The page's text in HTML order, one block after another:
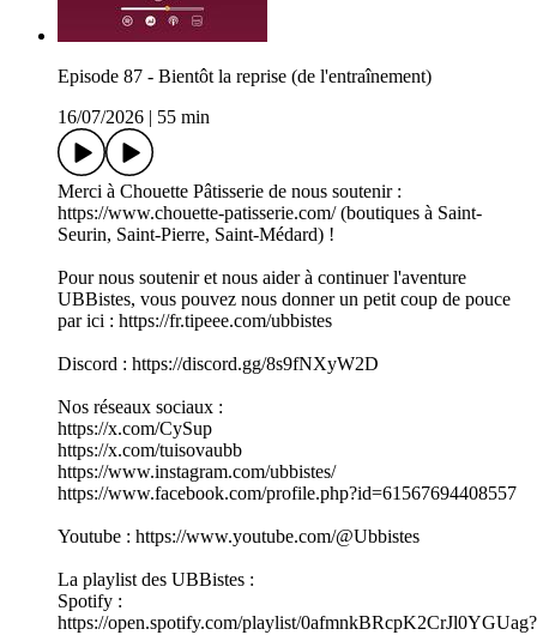
Episode 87 - Bientôt la reprise (de l'entraînement)
16/07/2026
55 min
Merci à Chouette Pâtisserie de nous soutenir :
https://www.chouette-patisserie.com/ (boutiques à Saint-
Seurin, Saint-Pierre, Saint-Médard) !
Pour nous soutenir et nous aider à continuer l'aventure
UBBistes, vous pouvez nous donner un petit coup de pouce
par ici : https://fr.tipeee.com/ubbistes
Discord : https://discord.gg/8s9fNXyW2D
Nos réseaux sociaux :
https://x.com/CySup
https://x.com/tuisovaubb
https://www.instagram.com/ubbistes/
https://www.facebook.com/profile.php?id=61567694408557
Youtube : https://www.youtube.com/@Ubbistes
La playlist des UBBistes :
Spotify :
https://open.spotify.com/playlist/0afmnkBRcpK2CrJl0YGUag?